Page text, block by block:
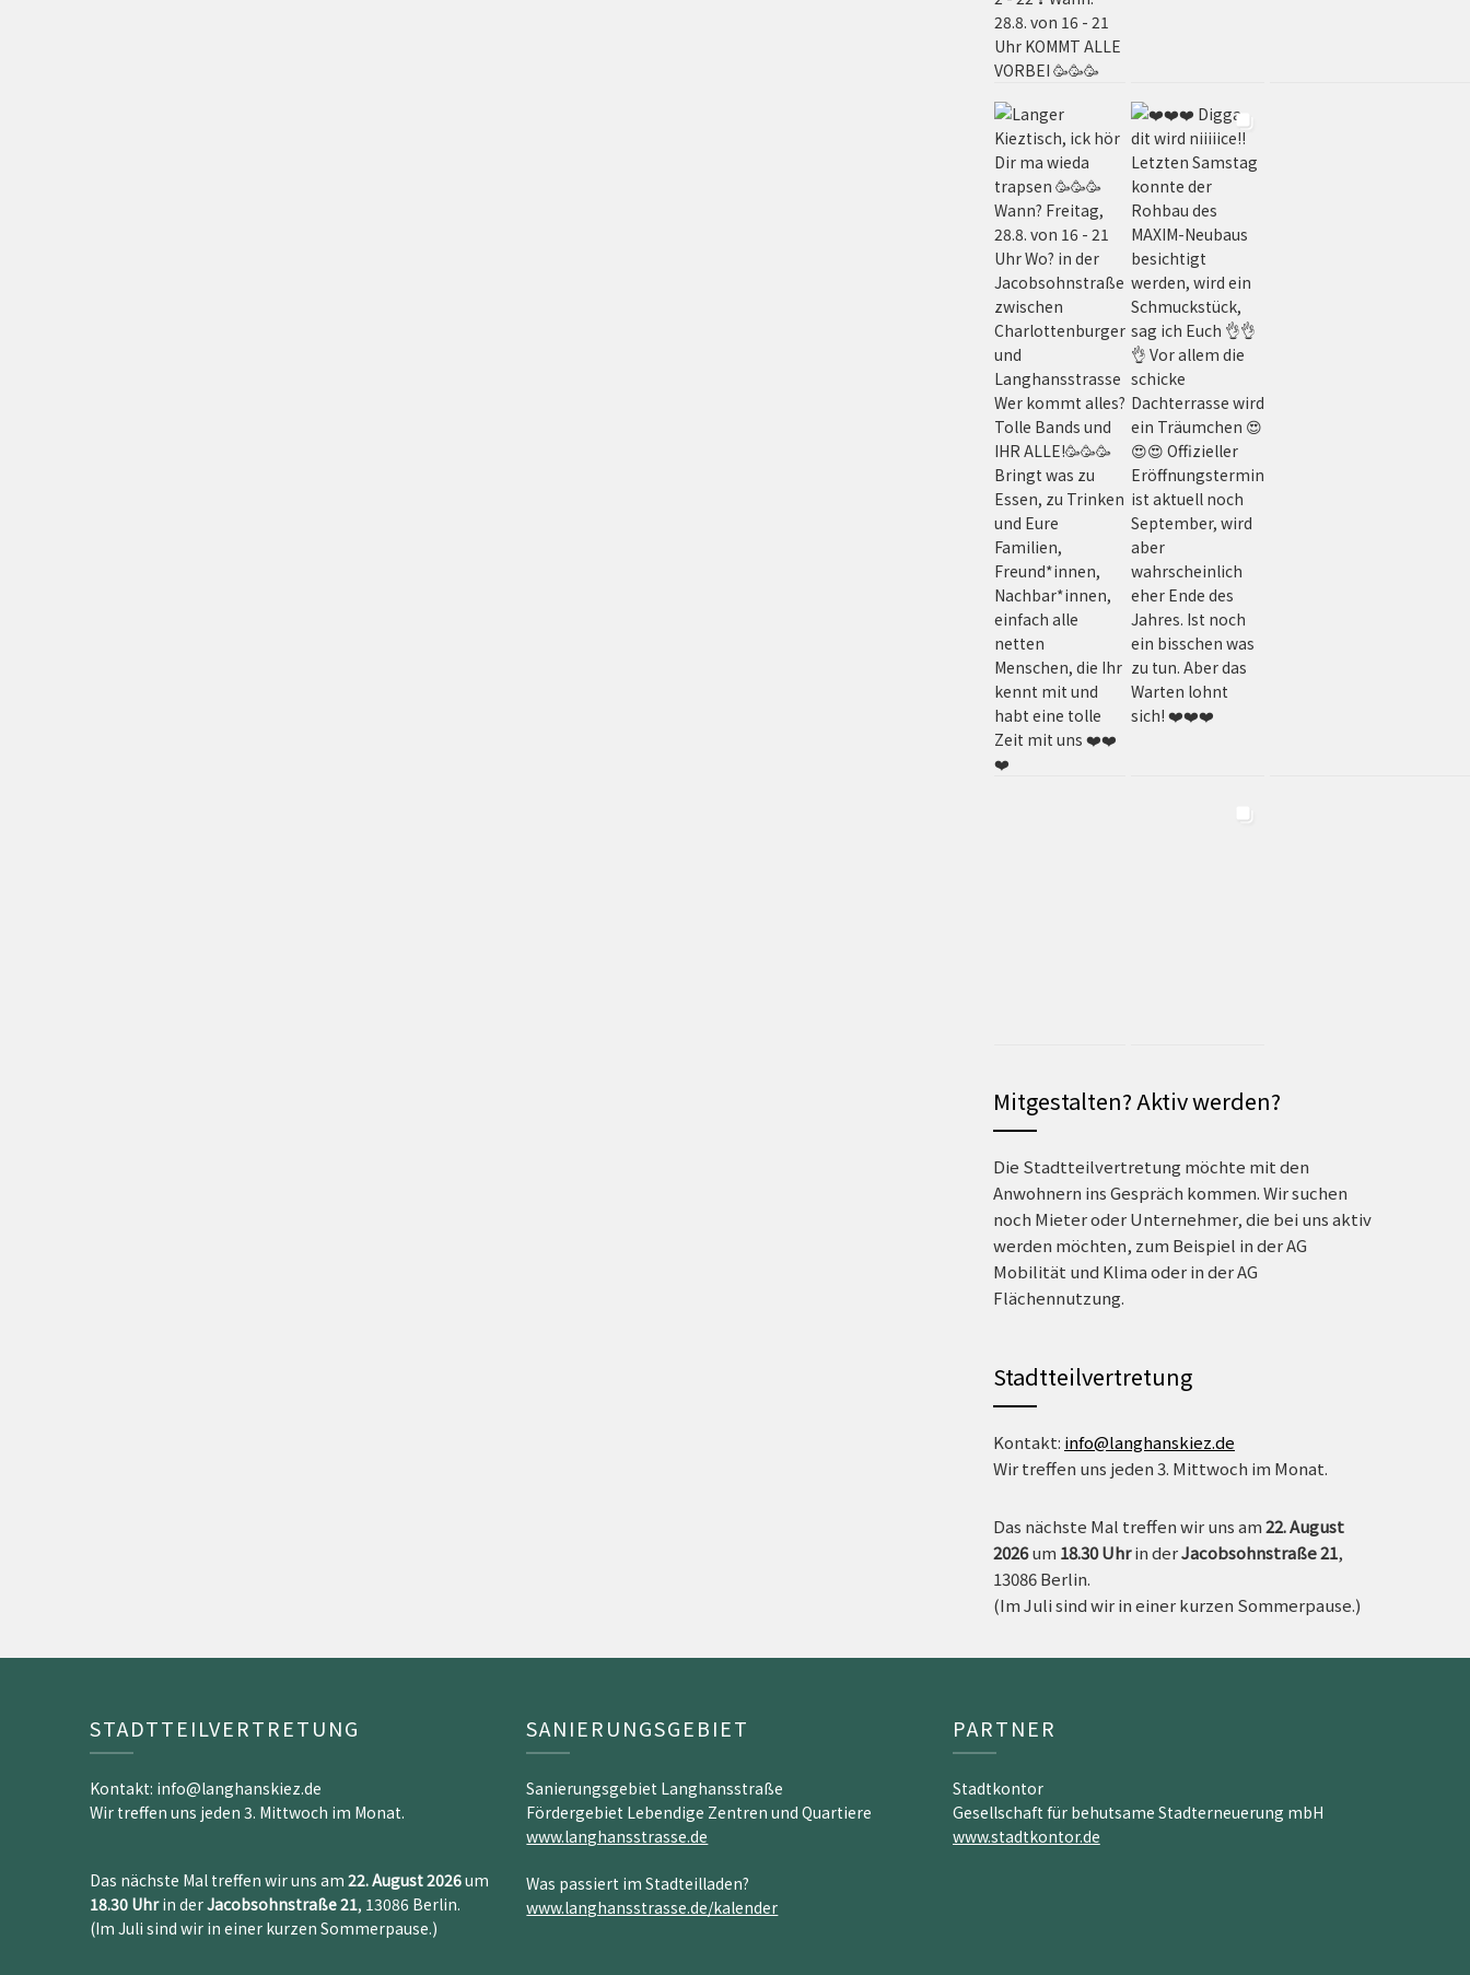
Mitgestalten? Aktiv werden?
Die Stadtteilvertretung möchte mit den
Anwohnern ins Gespräch kommen. Wir suchen
noch Mieter oder Unternehmer, die bei uns aktiv
werden möchten, zum Beispiel in der AG
Mobilität und Klima oder in der AG
Flächennutzung.
Stadtteilvertretung
Kontakt: info@langhanskiez.de
Wir treffen uns jeden 3. Mittwoch im Monat.
Das nächste Mal treffen wir uns am22. August
2026um 18.30 Uhrin derJacobsohnstraße 21,
13086 Berlin.
(Im Juli sind wir in einer kurzen Sommerpause.)
STADTTEILVERTRETUNG
Kontakt: info@langhanskiez.de
Wir treffen uns jeden 3. Mittwoch im Monat.
Das nächste Mal treffen wir uns am 22. August 2026um
18.30 Uhrin derJacobsohnstraße 21, 13086 Berlin.
(Im Juli sind wir in einer kurzen Sommerpause.)
SANIERUNGSGEBIET
Sanierungsgebiet Langhansstraße
Fördergebiet Lebendige Zentren und Quartiere
www.langhansstrasse.de
Was passiert im Stadteilladen?
www.langhansstrasse.de/kalender
PARTNER
Stadtkontor
Gesellschaft für behutsame Stadterneuerung mbH
www.stadtkontor.de